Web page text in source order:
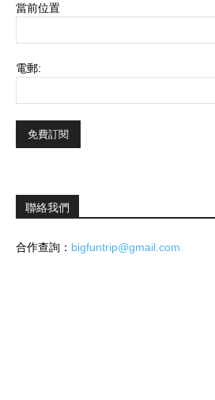
當前位置
電郵:
聯絡我們
合作查詢： bigfuntrip@gmail.com